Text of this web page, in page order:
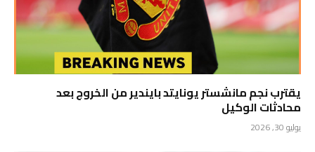
يقترب نجم مانشستر يونايتد بايندير من الخروج بعد
محادثات الوكيل
يوليو 30, 2026